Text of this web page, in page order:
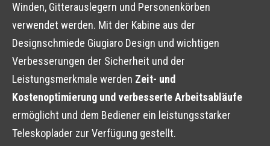
Winden, Gitterauslegern und Personenkörben
verwendet werden. Mit der Kabine aus der
Designschmiede Giugiaro Design und wichtigen
Verbesserungen der Sicherheit und der
Leistungsmerkmale werden Zeit- und
Kostenoptimierung und verbesserte Arbeitsabläufe
ermöglicht und dem Bediener ein leistungsstarker
Teleskoplader zur Verfügung gestellt.